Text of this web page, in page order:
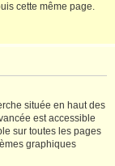
cette même page.
située en haut des
est accessible
sur toutes les pages
graphiques